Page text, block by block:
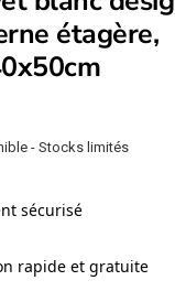
étagère,
- Stocks limités
sécurisé
rapide et gratuite